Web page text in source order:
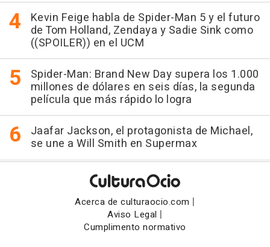
Kevin Feige habla de Spider-Man 5 y el futuro
de Tom Holland, Zendaya y Sadie Sink como
((SPOILER)) en el UCM
Spider-Man: Brand New Day supera los 1.000
millones de dólares en seis días, la segunda
película que más rápido lo logra
Jaafar Jackson, el protagonista de Michael,
se une a Will Smith en Supermax
Acerca de culturaocio.com |
Aviso Legal |
Cumplimento normativo